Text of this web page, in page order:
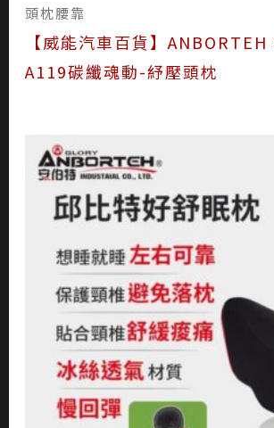
頭枕腰靠
【威能汽車百貨】
A119碳纖魂動-紓壓頭枕